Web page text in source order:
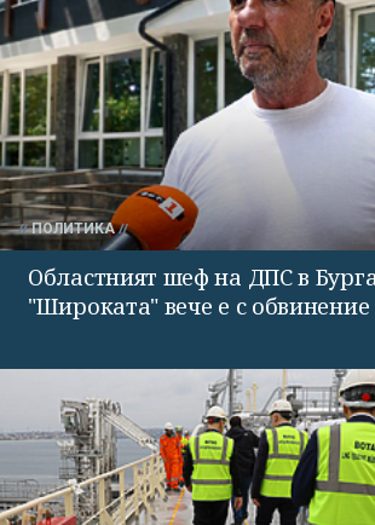
ПОЛИТИКА
Областният шеф на ДПС в
"Широката" вече е с обвинение